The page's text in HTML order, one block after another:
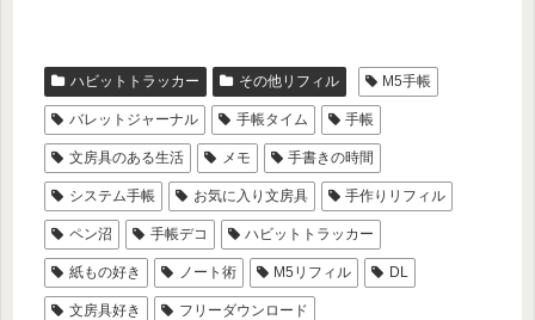
ハビットトラッカー その他リフィル M5手帳
バレットジャーナル 手帳タイム 手帳
文房具のある生活 メモ 手書きの時間
システム手帳 お気に入り文房具 手作りリフィル
ペン沼 手帳デコ ハビットトラッカー
紙もの好き ノート術 M5リフィル DL
文房具好き フリーダウンロード